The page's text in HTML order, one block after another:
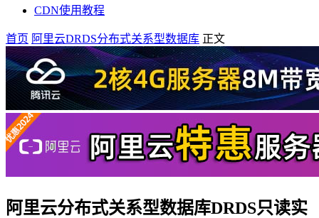
CDN使用教程
首页 阿里云DRDS分布式关系型数据库 正文
阿里云分布式关系型数据库DRDS只读实